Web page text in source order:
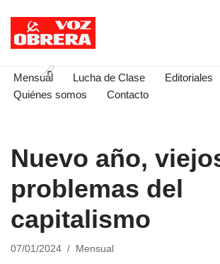
Saltar
contenido
Mensual Lucha de Clase Editoriales
Quiénes somos
Contacto
Nuevo año,
problemas del
capitalismo
07/01/2024 Mensual